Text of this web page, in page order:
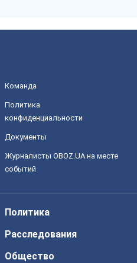
Команда
Политика
конфиденциальности
Документы
Журналисты OBOZ.UA на месте
событий
Политика
Расследования
Общество